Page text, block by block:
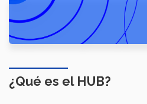
¿Qué es el HUB?